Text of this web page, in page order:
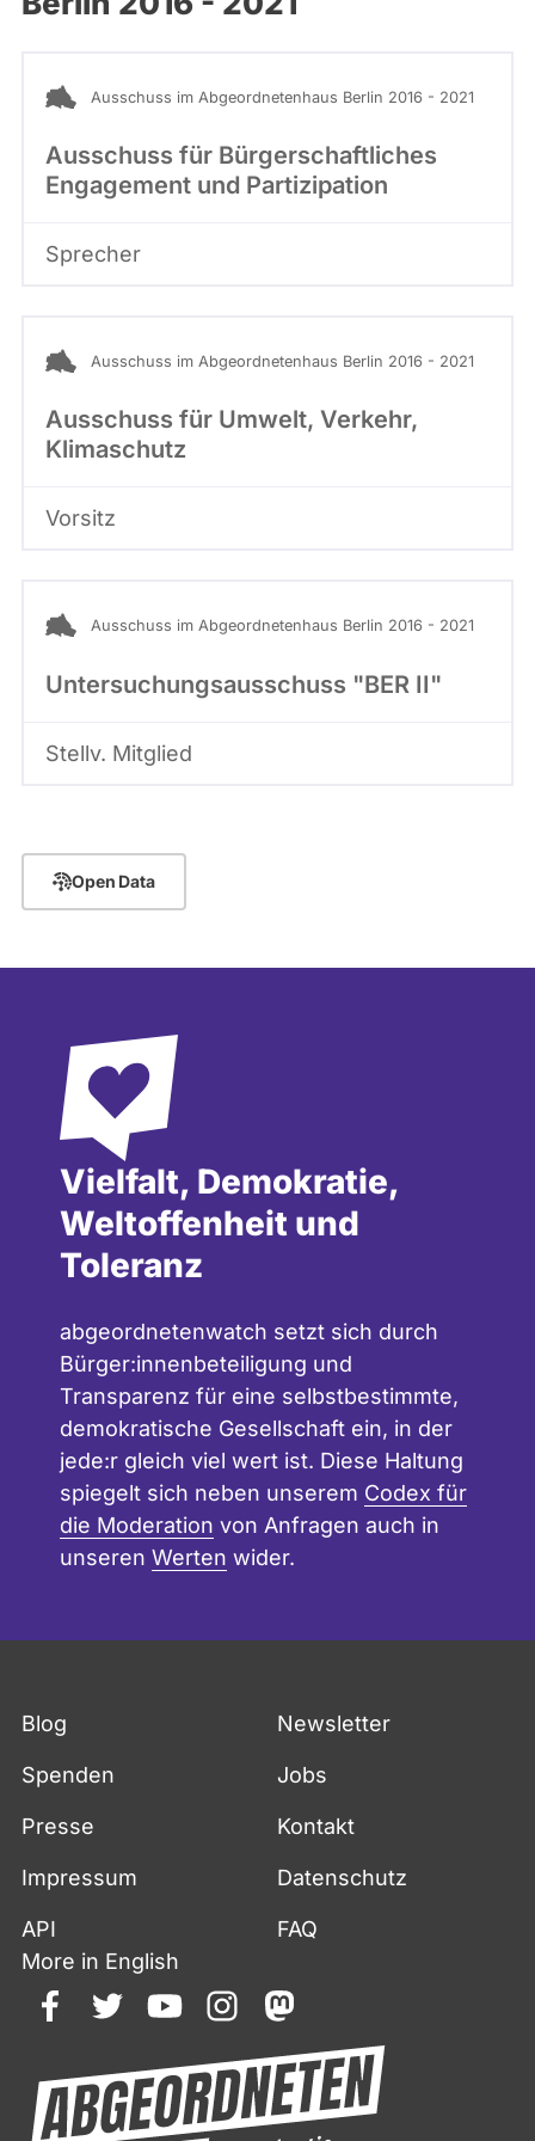
werden.Ausschuss im Abgeordnetenhaus Berlin 2016 - 2021
Ausschuss für Bürgerschaftliches
Engagement und Partizipation
Sprecher
Ausschuss im Abgeordnetenhaus Berlin 2016 - 2021
Ausschuss für Umwelt, Verkehr,
Klimaschutz
Vorsitz
Ausschuss im Abgeordnetenhaus Berlin 2016 - 2021
Untersuchungsausschuss "BER II"
Stellv. Mitglied
Open Data
Vielfalt, Demokratie,
Weltoffenheit und
Toleranz
abgeordnetenwatch setzt sich durch
Bürger:innenbeteiligung und
Transparenz für eine selbstbestimmte,
demokratische Gesellschaft ein, in der
jede:r gleich viel wert ist. Diese Haltung
spiegelt sich neben unserem Codex für
die Moderation von Anfragen auch in
unseren Werten wider.
Blog Newsletter
Spenden Jobs
Presse Kontakt
Impressum Datenschutz
API
FAQ
More in English
facebooktwitteryoutubeinstagrammastodon